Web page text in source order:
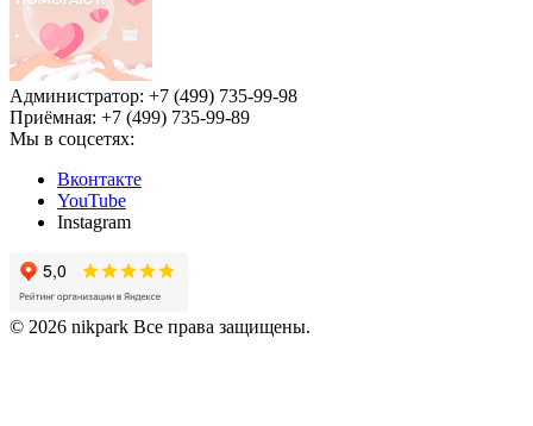
Администратор: +7 (499) 735-99-98
Приёмная: +7 (499) 735-99-89
Мы в соцсетях:
Вконтакте
YouTube
Instagram
© 2026 nikpark Все права защищены.